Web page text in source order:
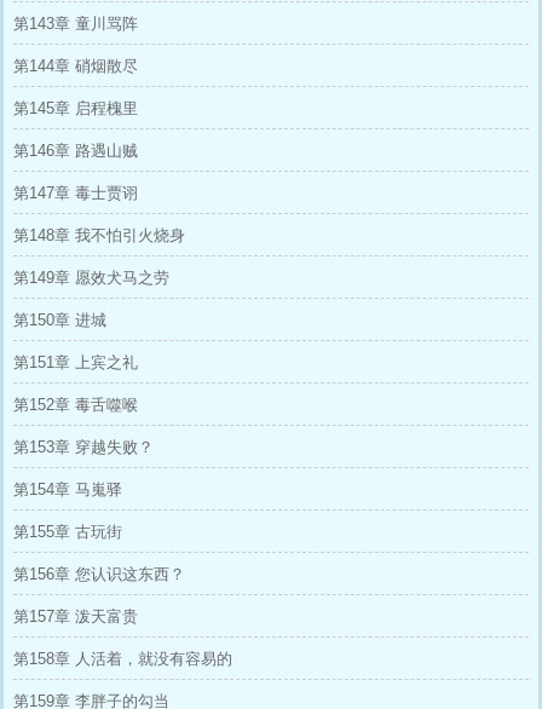
第143章 童川骂阵
第144章 硝烟散尽
第145章 启程槐里
第146章 路遇山贼
第147章 毒士贾诩
第148章 我不怕引火烧身
第149章 愿效犬马之劳
第150章 进城
第151章 上宾之礼
第152章 毒舌噬喉
第153章 穿越失败？
第154章 马嵬驿
第155章 古玩街
第156章 您认识这东西？
第157章 泼天富贵
第158章 人活着，就没有容易的
第159章 李胖子的勾当